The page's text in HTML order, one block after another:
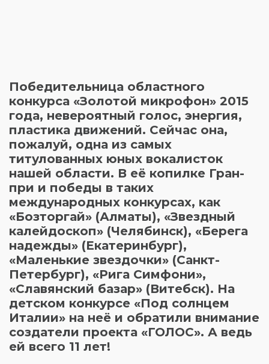
Победительница областного
конкурса «Золотой микрофон» 2015
года, невероятный голос, энергия,
пластика движений. Сейчас она,
пожалуй, одна из самых
титулованных юных вокалисток
нашей области. В её копилке Гран-
при и победы в таких
международных конкурсах, как
«Бозторгай» (Алматы), «Звездный
калейдоскоп» (Челябинск), «Берега
надежды» (Екатеринбург),
«Маленькие звездочки» (Санкт-
Петербург), «Рига Симфони»,
«Славянский базар» (Витебск). На
детском конкурсе «Под солнцем
Италии» на неё и обратили внимание
создатели проекта «ГОЛОС». А ведь
ей всего 11 лет!